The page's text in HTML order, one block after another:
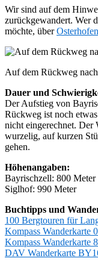
Wir sind auf dem
zurückgewandert. Wer
möchte, über
Auf dem Rückweg
Dauer und
Der Aufstieg von
Rückweg ist noch
nicht eingerechnet. Der
wurzelig, auf kurzen
gehen.
Höhenangaben:
Bayrischzell: 800 Meter
Siglhof: 990 Meter
Buchtipps und
100 Bergtouren für
Kompass Wanderkarte
Kompass Wanderkarte
DAV Wanderkarte